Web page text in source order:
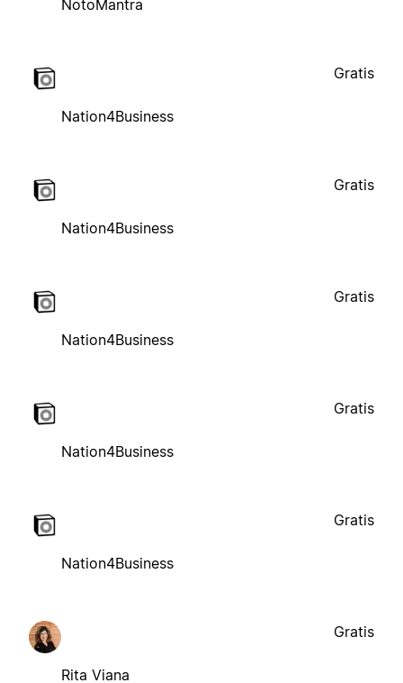
NotoMantra
Nation4Business
Gratis
Nation4Business
Gratis
Nation4Business
Gratis
Nation4Business
Gratis
Nation4Business
Gratis
Rita Viana
Gratis